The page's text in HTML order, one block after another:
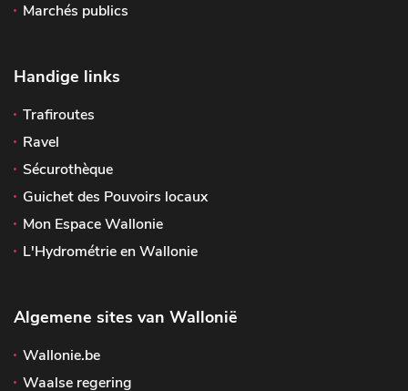
Marchés publics
Handige links
Trafiroutes
Ravel
Sécurothèque
Guichet des Pouvoirs locaux
Mon Espace Wallonie
L'Hydrométrie en Wallonie
Algemene sites van Wallonië
Wallonie.be
Waalse regering